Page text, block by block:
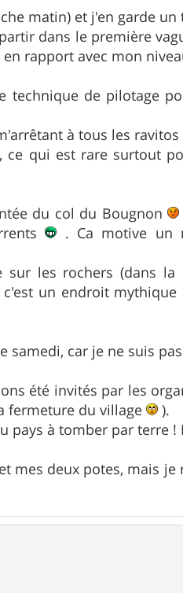
matin) et j'en garde
dans le première
en rapport avec mon
de pilotage
à tous les
, ce qui est rare surtout
du col du Bougnon
. Ca motive un
les rochers (dans
un endroit
samedi, car je ne suis
été invités par les
fermeture du village
).
pays à tomber par terre
mes deux potes, mais